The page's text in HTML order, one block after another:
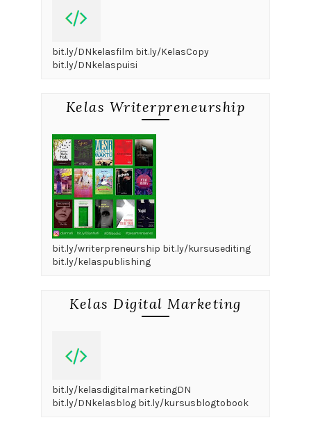
bit.ly/DNkelasfilm bit.ly/KelasCopy
bit.ly/DNkelaspuisi
Kelas Writerpreneurship
bit.ly/writerpreneurship bit.ly/kursusediting
bit.ly/kelaspublishing
Kelas Digital Marketing
bit.ly/kelasdigitalmarketingDN
bit.ly/DNkelasblog bit.ly/kursusblogtobook